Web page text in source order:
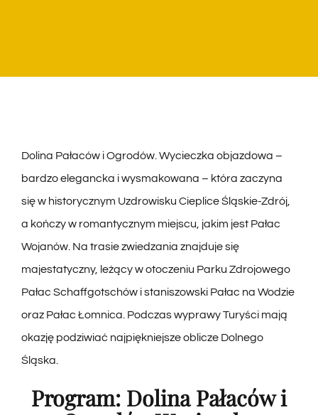
KONTAKT
Dolina Pałaców i Ogrodów. Wycieczka objazdowa –
bardzo elegancka i wysmakowana – która zaczyna
się w historycznym Uzdrowisku Cieplice Śląskie-Zdrój,
a kończy w romantycznym miejscu, jakim jest Pałac
Wojanów. Na trasie zwiedzania znajduje się
majestatyczny, leżący w otoczeniu Parku Zdrojowego
Pałac Schaffgotschów i staniszowski Pałac na Wodzie
oraz Pałac Łomnica. Podczas wyprawy Turyści mają
okazję podziwiać najpiękniejsze oblicze Dolnego
Śląska.
Program: Dolina Pałaców i